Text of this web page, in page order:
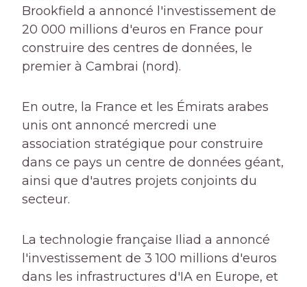
Brookfield a annoncé l'investissement de
20 000 millions d'euros en France pour
construire des centres de données, le
premier à Cambrai (nord).
En outre, la France et les Émirats arabes
unis ont annoncé mercredi une
association stratégique pour construire
dans ce pays un centre de données géant,
ainsi que d'autres projets conjoints du
secteur.
La technologie française Iliad a annoncé
l'investissement de 3 100 millions d'euros
dans les infrastructures d'IA en Europe, et